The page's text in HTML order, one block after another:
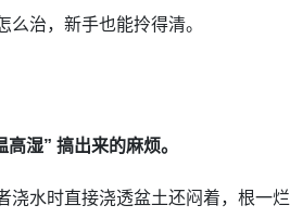
治，新手也能拎得清。
湿” 搞出来的麻烦。
浇水时直接浇透盆土还闷着，根一